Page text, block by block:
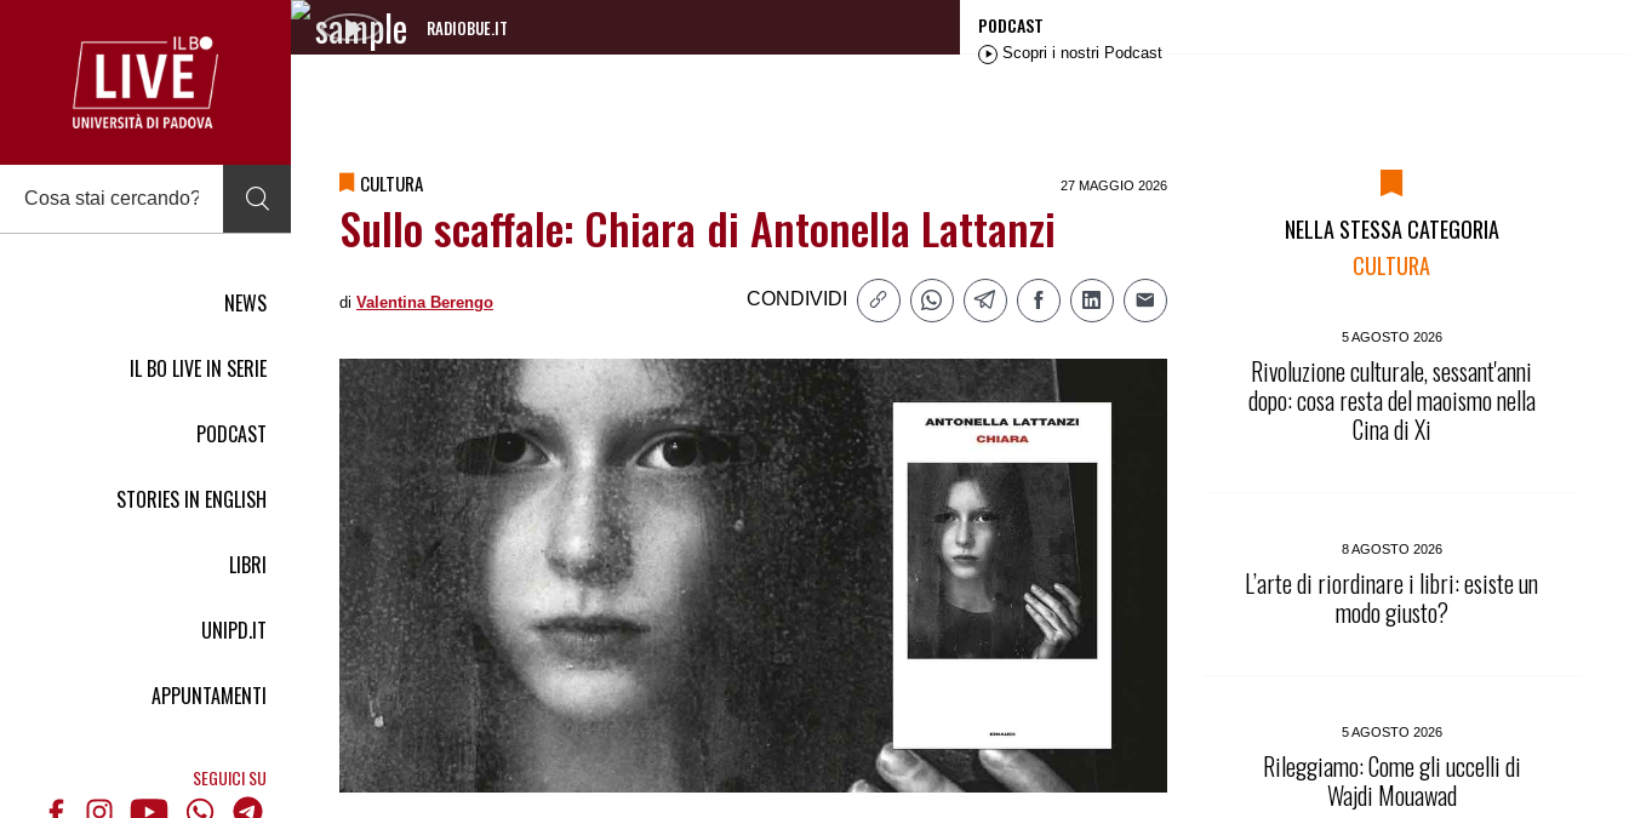
NEWS
IL BO LIVE IN SERIE
PODCAST
STORIES IN ENGLISH
LIBRI
UNIPD.IT
APPUNTAMENTI
SEGUICI SU
RADIOBUE.IT
Audio
PODCAST
Scopri i nostri Podcast
CULTURA 27 MAGGIO 2026
Sullo scaffale: Chiara di Antonella Lattanzi
di Valentina Berengo CONDIVIDI
NELLA STESSA CATEGORIA
CULTURA
5 AGOSTO 2026
Rivoluzione culturale, sessant'anni
dopo: cosa resta del maoismo nella
Cina di Xi
8 AGOSTO 2026
L’arte di riordinare i libri: esiste un
modo giusto?
5 AGOSTO 2026
Rileggiamo: Come gli uccelli di
Wajdi Mouawad